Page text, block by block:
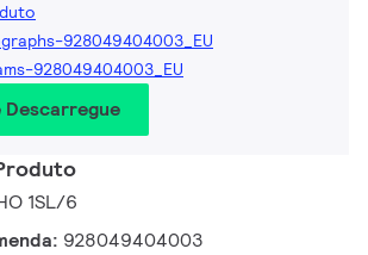
928049404003_EU
928049404003_EU
Descarregue
1SL/6
928049404003